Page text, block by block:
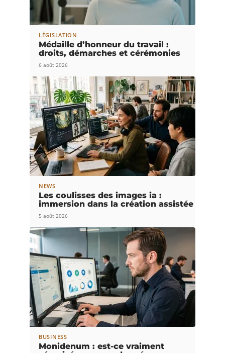
LÉGISLATION
Médaille d’honneur du travail :
droits, démarches et cérémonies
6 août 2026
NEWS
Les coulisses des images ia :
immersion dans la création assistée
5 août 2026
BUSINESS
Monidenum : est-ce vraiment